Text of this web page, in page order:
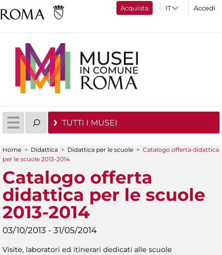
Acquista Accedi
TUTTI I MUSEI
Tu sei qui
Home > Didattica > Didattica per le scuole > Catalogo offerta didattica
per le scuole 2013-2014
Catalogo offerta
didattica per le scuole
2013-2014
03/10/2013 - 31/05/2014
Visite, laboratori ed itinerari dedicati alle scuole